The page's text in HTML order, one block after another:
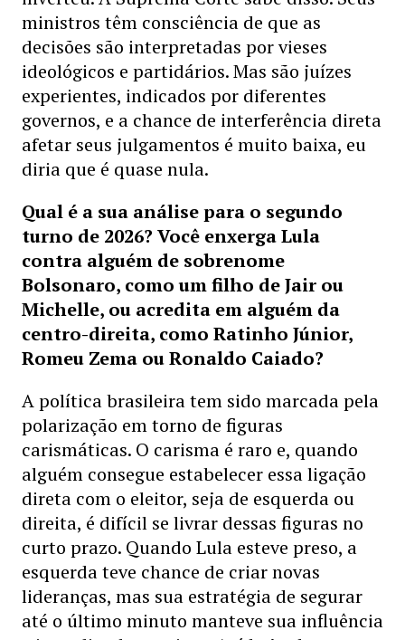
ministros têm consciência de que as
decisões são interpretadas por vieses
ideológicos e partidários. Mas são juízes
experientes, indicados por diferentes
governos, e a chance de interferência direta
afetar seus julgamentos é muito baixa, eu
diria que é quase nula.
Qual é a sua análise para o segundo
turno de 2026? Você enxerga Lula
contra alguém de sobrenome
Bolsonaro, como um filho de Jair ou
Michelle, ou acredita em alguém da
centro-direita, como Ratinho Júnior,
Romeu Zema ou Ronaldo Caiado?
A política brasileira tem sido marcada pela
polarização em torno de figuras
carismáticas. O carisma é raro e, quando
alguém consegue estabelecer essa ligação
direta com o eleitor, seja de esquerda ou
direita, é difícil se livrar dessas figuras no
curto prazo. Quando Lula esteve preso, a
esquerda teve chance de criar novas
lideranças, mas sua estratégia de segurar
até o último minuto manteve sua influência